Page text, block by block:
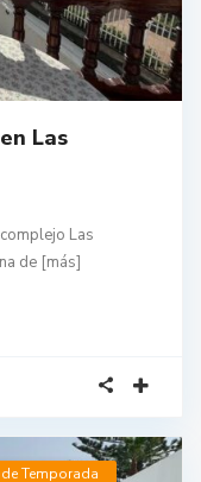
Las
Las
de [más]
Temporada